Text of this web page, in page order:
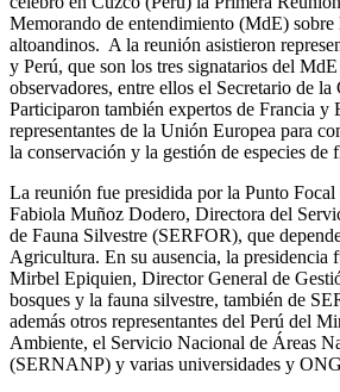
Memorando de entendimiento (MdE) sobre
altoandinos. A la reunión asistieron
y Perú, que son los tres signatarios del
observadores, entre ellos el Secretario de
Participaron también expertos de Francia y
representantes de la Unión Europea para
la conservación y la gestión de especies de
La reunión fue presidida por la Punto
Fabiola Muñoz Dodero, Directora del
de Fauna Silvestre (SERFOR), que
Agricultura. En su ausencia, la presidencia
Mirbel Epiquien, Director General de
bosques y la fauna silvestre, también de
además otros representantes del Perú del
Ambiente, el Servicio Nacional de Áreas
(SERNANP) y varias universidades y